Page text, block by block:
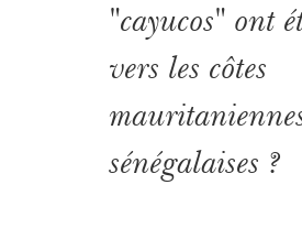
"cayucos" ont
vers les côtes
sénégalaises ?